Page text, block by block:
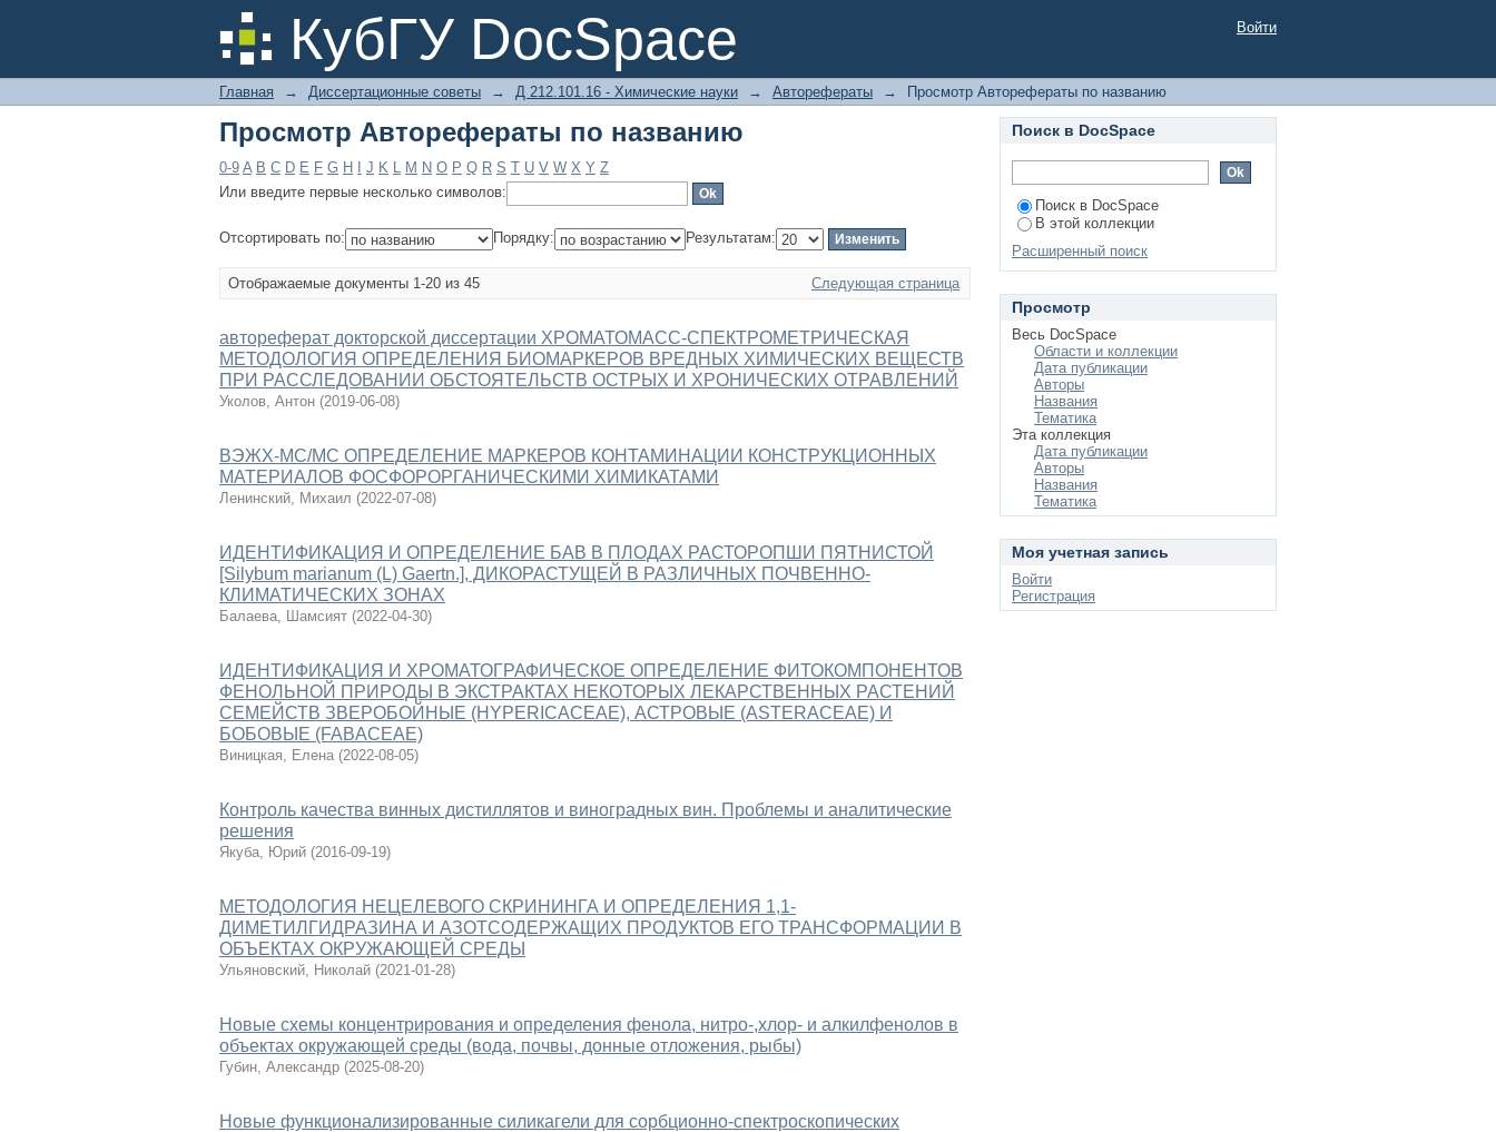
КубГУ DocSpace
Просмотр Авторефераты по названию Войти
Главная → Диссертационные советы → Д 212.101.16 - Химические науки → Авторефераты → Просмотр Авторефераты по названию
Просмотр Авторефераты по названию
0-9 A B C D E F G H J K L M N O P Q R S T U V W X Y Z
Или введите первые несколько символов:
Отсортировать по: Порядку: Результатам:
Отображаемые документы 1-20 из 45 Следующая страница
автореферат докторской диссертации ХРОМАТОМАСС-СПЕКТРОМЕТРИЧЕСКАЯ
МЕТОДОЛОГИЯ ОПРЕДЕЛЕНИЯ БИОМАРКЕРОВ ВРЕДНЫХ ХИМИЧЕСКИХ ВЕЩЕСТВ
ПРИ РАССЛЕДОВАНИИ ОБСТОЯТЕЛЬСТВ ОСТРЫХ И ХРОНИЧЕСКИХ ОТРАВЛЕНИЙ
Уколов, Антон (2019-06-08)
ВЭЖХ-МС/МС ОПРЕДЕЛЕНИЕ МАРКЕРОВ КОНТАМИНАЦИИ КОНСТРУКЦИОННЫХ
МАТЕРИАЛОВ ФОСФОРОРГАНИЧЕСКИМИ ХИМИКАТАМИ
Ленинский, Михаил (2022-07-08)
ИДЕНТИФИКАЦИЯ И ОПРЕДЕЛЕНИЕ БАВ В ПЛОДАХ РАСТОРОПШИ ПЯТНИСТОЙ
[Silybum marianum (L) Gaertn.], ДИКОРАСТУЩЕЙ В РАЗЛИЧНЫХ ПОЧВЕННО-
КЛИМАТИЧЕСКИХ ЗОНАХ
Балаева, Шамсият (2022-04-30)
ИДЕНТИФИКАЦИЯ И ХРОМАТОГРАФИЧЕСКОЕ ОПРЕДЕЛЕНИЕ ФИТОКОМПОНЕНТОВ
ФЕНОЛЬНОЙ ПРИРОДЫ В ЭКСТРАКТАХ НЕКОТОРЫХ ЛЕКАРСТВЕННЫХ РАСТЕНИЙ
СЕМЕЙСТВ ЗВЕРОБОЙНЫЕ (HYPERICACEAE), АСТРОВЫЕ (ASTERACEAE) И
БОБОВЫЕ (FABACEAE)
Виницкая, Елена (2022-08-05)
Контроль качества винных дистиллятов и виноградных вин. Проблемы и аналитические
решения
Якуба, Юрий (2016-09-19)
МЕТОДОЛОГИЯ НЕЦЕЛЕВОГО СКРИНИНГА И ОПРЕДЕЛЕНИЯ 1,1-
ДИМЕТИЛГИДРАЗИНА И АЗОТСОДЕРЖАЩИХ ПРОДУКТОВ ЕГО ТРАНСФОРМАЦИИ В
ОБЪЕКТАХ ОКРУЖАЮЩЕЙ СРЕДЫ
Ульяновский, Николай (2021-01-28)
Новые схемы концентрирования и определения фенола, нитро-,хлор- и алкилфенолов в
объектах окружающей среды (вода, почвы, донные отложения, рыбы)
Губин, Александр (2025-08-20)
Новые функционализированные силикагели для сорбционно-спектроскопических
Поиск в DocSpace
Поиск в DocSpace
В этой коллекции
Расширенный поиск
Просмотр
Весь DocSpace
Области и коллекции
Дата публикации
Авторы
Названия
Тематика
Эта коллекция
Дата публикации
Авторы
Названия
Тематика
Моя учетная запись
Войти
Регистрация